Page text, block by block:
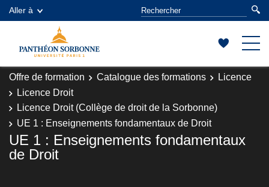
Aller à
Offre de formation Catalogue des formations
Licence
Licence Droit
Licence Droit (Collège de droit de la Sorbonne)
UE 1 : Enseignements fondamentaux de Droit
UE 1 : Enseignements fondamentaux
de Droit